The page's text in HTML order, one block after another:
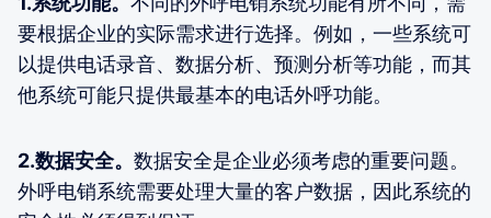
要根据企业的实际需求进行选择。例如，一些系统可
以提供电话录音、数据分析、预测分析等功能，而其
他系统可能只提供最基本的电话外呼功能。
2.数据安全。 数据安全是企业必须考虑的重要问题。
外呼电销系统需要处理大量的客户数据，因此系统的